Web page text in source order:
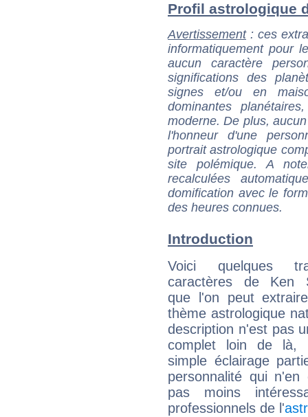
Profil astrologique
Avertissement: ces
informatiquement pour
aucun caractère
significations des
signes et/ou en
dominantes
moderne. De plus,
l'honneur d'une
portrait astrologique
site polémique. A
recalculées
domification avec le
des heures connues.
Introduction
Voici quelques
caractères de Ken
que l'on peut
thème astrologique
description n'est pas
complet loin de là,
simple éclairage
personnalité qui n'en
pas moins
professionnels de l'